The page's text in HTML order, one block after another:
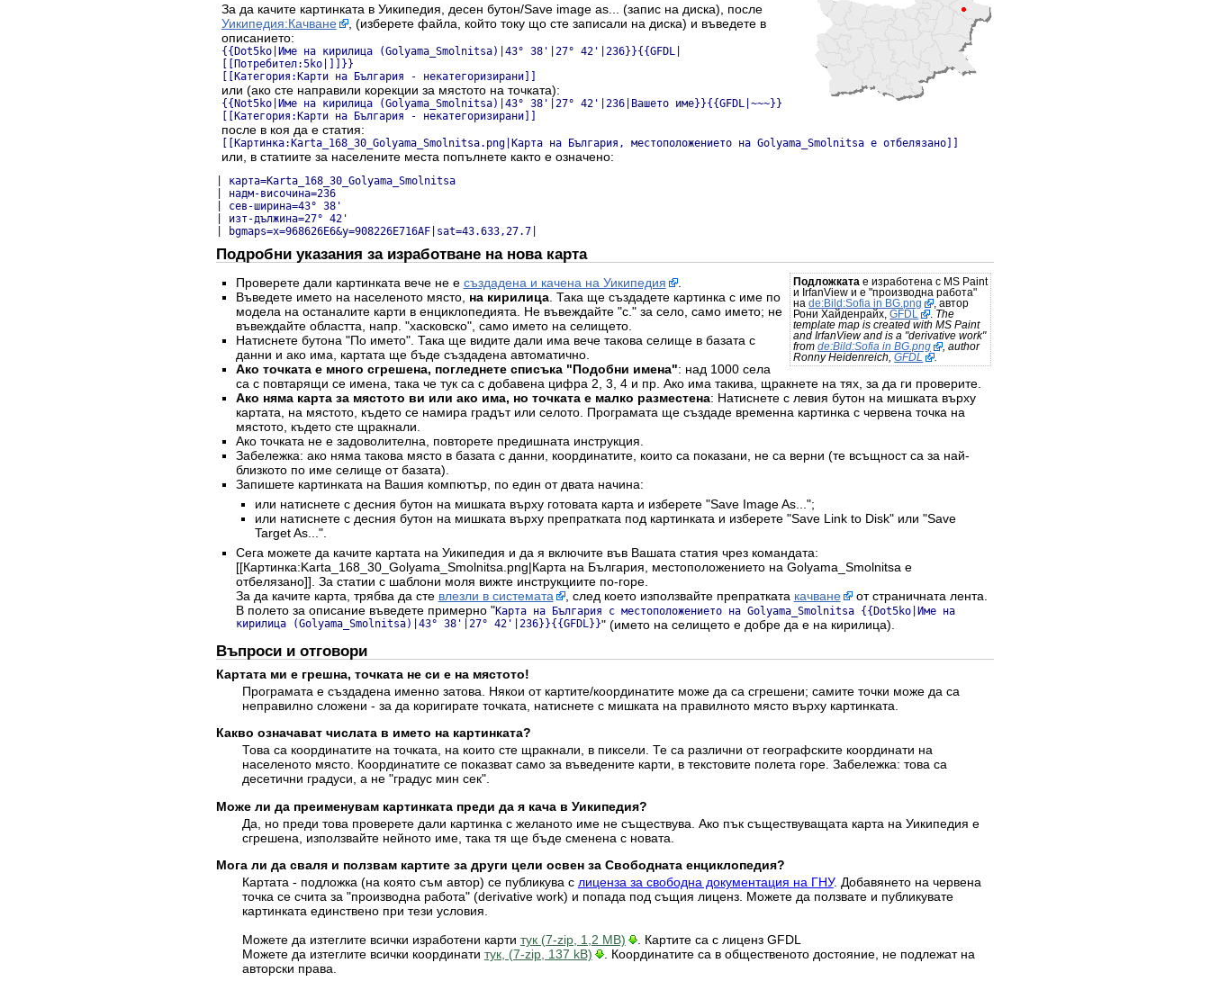
За да качите картинката в Уикипедия, десен бутон/Save image as... (запис на диска), после
Уикипедия:Качване
, (изберете файла, който току що сте записали на диска) и въведете в
описанието:
{{Dot5ko|Име на кирилица (Golyama_Smolnitsa)|43° 38'|27° 42'|236}}{{GFDL|
[[Потребител:5ko|]]}}
[[Категория:Карти на България - некатегоризирани]]
или (ако сте направили корекции за мястото на точката):
{{Not5ko|Име на кирилица (Golyama_Smolnitsa)|43° 38'|27° 42'|236|Вашето име}}{{GFDL|~~~}}
[[Категория:Карти на България - некатегоризирани]]
после в коя да е статия:
[[Картинка:Karta_168_30_Golyama_Smolnitsa.png|Карта на България, местоположението на Golyama_Smolnitsa е отбелязано]]
или, в статиите за населените места попълнете както е означено:
| карта=Karta_168_30_Golyama_Smolnitsa
| надм-височина=236
| сев-ширина=43° 38'
| изт-дължина=27° 42'
| bgmaps=x=968626E6&y=908226E716AF|sat=43.633,27.7|
Подробни указания за изработване на нова карта
Подложката е изработена с MS Paint
и IrfanView и е "производна работа"
наde:Bild:Sofia in BG.png
, автор
Рони Хайденрайх,GFDL
The
template map is created with MS Paint
and IrfanView and is a "derivative work"
fromde:Bild:Sofia in BG.png
, author
Ronny Heidenreich,GFDL
Проверете дали картинката вече не е създадена и качена на Уикипедия
.
Въведете името на населеното място, на кирилица. Така ще създадете картинка с име по
модела на останалите карти в енциклопедията. Не въвеждайте "с." за село, само името; не
въвеждайте областта, напр. "хасковско", само името на селището.
Натиснете бутона "По името". Така ще видите дали има вече такова селище в базата с
данни и ако има, картата ще бъде създадена автоматично.
Ако точката е много сгрешена, погледнете списъка "Подобни имена": над 1000 села
са с повтарящи се имена, така че тук са с добавена цифра 2, 3, 4 и пр. Ако има такива, щракнете на тях, за да ги проверите.
Ако няма карта за мястото ви или ако има, но точката е малко разместена: Натиснете с левия бутон на мишката върху
картата, на мястото, където се намира градът или селото. Програмата ще създаде временна картинка с червена точка на
мястото, където сте щракнали.
Ако точката не е задоволителна, повторете предишната инструкция.
Забележка: ако няма такова място в базата с данни, координатите, които са показани, не са верни (те всъщност са за най-
близкото по име селище от базата).
Запишете картинката на Вашия компютър, по един от двата начина:
или натиснете с десния бутон на мишката върху готовата карта и изберете "Save Image As...";
или натиснете с десния бутон на мишката върху препратката под картинката и изберете "Save Link to Disk" или "Save
Target As...".
Сега можете да качите картата на Уикипедия и да я включите във Вашата статия чрез командата:
[[Картинка:Karta_168_30_Golyama_Smolnitsa.png|Карта на България, местоположението на Golyama_Smolnitsa е
отбелязано]]. За статии с шаблони моля вижте инструкциите по-горе.
За да качите карта, трябва да сте влезли в системата , след което използвайте препратката качване
от страничната лента.
В полето за описание въведете примерно "Карта на България с местоположението на Golyama_Smolnitsa {{Dot5ko|Име на
кирилица (Golyama_Smolnitsa)|43° 38'|27° 42'|236}}{{GFDL}}" (името на селището е добре да е на кирилица).
Въпроси и отговори
Картата ми е грешна, точката не си е на мястото!
Програмата е създадена именно затова. Някои от картите/координатите може да са сгрешени; самите точки може да са
неправилно сложени - за да коригирате точката, натиснете с мишката на правилното място върху картинката.
Какво означават числата в името на картинката?
Това са координатите на точката, на които сте щракнали, в пиксели. Те са различни от географските координати на
населеното място. Координатите се показват само за въведените карти, в текстовите полета горе. Забележка: това са
десетични градуси, а не "градус мин сек".
Може ли да преименувам картинката преди да я кача в Уикипедия?
Да, но преди това проверете дали картинка с желаното име не съществува. Ако пък съществуващата карта на Уикипедия е
сгрешена, използвайте нейното име, така тя ще бъде сменена с новата.
Мога ли да сваля и ползвам картите за други цели освен за Свободната енциклопедия?
Картата - подложка (на която съм автор) се публикува с лиценза за свободна документация на ГНУ. Добавянето на червена
точка се счита за "производна работа" (derivative work) и попада под същия лиценз. Можете да ползвате и публикувате
картинката единствено при тези условия.
Можете да изтеглите всички изработени карти тук (7-zip, 1,2 MB)
. Картите са с лиценз GFDL
Можете да изтеглите всички координати тук, (7-zip, 137 kB)
. Координатите са в общественото достояние, не подлежат на
авторски права.